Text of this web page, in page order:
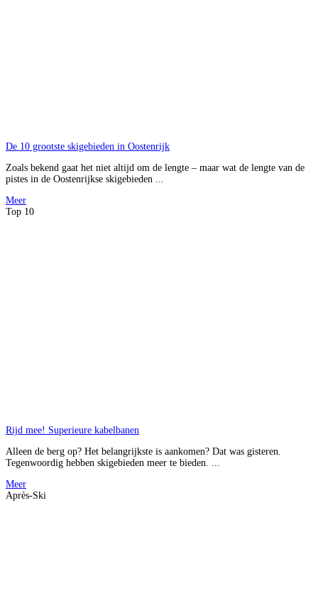
De 10 grootste skigebieden in Oostenrijk
Zoals bekend gaat het niet altijd om de lengte – maar wat de lengte van de
pistes in de Oostenrijkse skigebieden ...
Meer
Top 10
Rijd mee! Superieure kabelbanen
Alleen de berg op? Het belangrijkste is aankomen? Dat was gisteren.
Tegenwoordig hebben skigebieden meer te bieden. ...
Meer
Après-Ski